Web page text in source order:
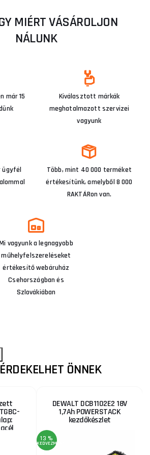
MIÉRT VÁSÁROLJON
NÁLUNK
már 15
Kiválasztott márkák
meghatalmazott szervizei
vagyunk
ügyfél
Több, mint 40 000 terméket
értékesítünk, amelyből 8 000
RAKTÁRon van.
vagyunk a legnagyobb
műhelyfelszereléseket
értékesítő webáruház
Csehországban és
Szlovákiában
ÖNNEK
DEWALT DCB1102E2 18V
1,7Ah POWERSTACK
kezdőkészlet
13 %
KEDVEZMÉNY